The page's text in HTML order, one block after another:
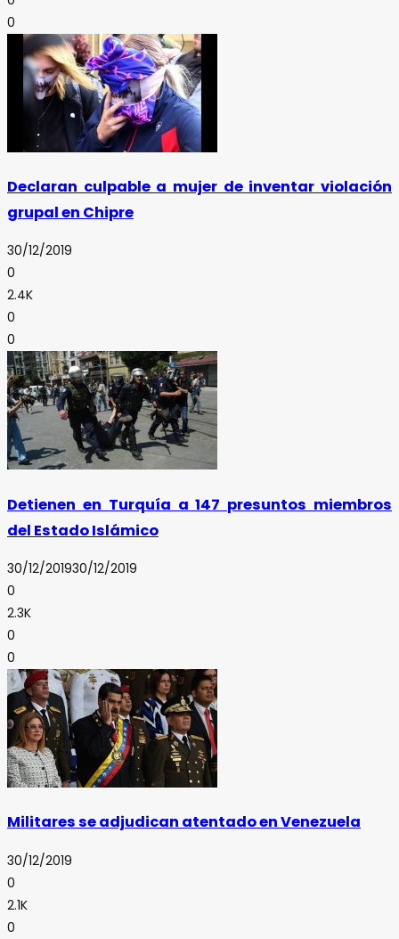
0
Declaran culpable a mujer de inventar violación
grupal en Chipre
30/12/2019
0
2.4K
0
0
Detienen en Turquía a 147 presuntos miembros
del Estado Islámico
30/12/201930/12/2019
0
2.3K
0
0
Militares se adjudican atentado en Venezuela
30/12/2019
0
2.1K
0